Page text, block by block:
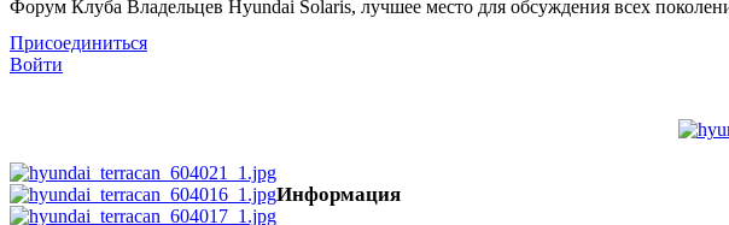
Форум Клуба Владельцев Hyundai Solaris, лучшее место для обсуждения всех
Присоединиться
Войти
Информация